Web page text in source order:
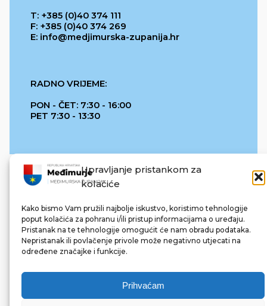
Upravljanje pristankom za
kolačiće
Kako bismo Vam pružili najbolje iskustvo, koristimo tehnologije
poput kolačića za pohranu i/ili pristup informacijama o uređaju.
Pristanak na te tehnologije omogućit će nam obradu podataka.
Nepristanak ili povlačenje privole može negativno utjecati na
određene značajke i funkcije.
Prihvaćam
T: +385 (0)40 374 111
F: +385 (0)40 374 269
E: info@medjimurska-zupanija.hr
RADNO VRIJEME:
PON - ČET: 7:30 - 16:00
PET 7:30 - 13:30
REPUBLIKA HRVATSKA